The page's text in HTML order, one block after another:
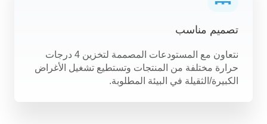
تصميم مناسب
نتعاون مع المستودعات المصممة لتخزين 4 درجات
حرارة مختلفة من المنتجات وتستطيع تشغيل الأغراض
الكبيرة/الثقيلة في البيئة المطلوبة.